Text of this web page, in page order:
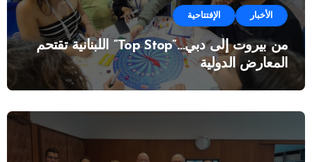
الأخبار الإفتتاحية
من بيروت إلى دبي…”Top Stop” اللبنانية تقتحم
المعارض الدولية